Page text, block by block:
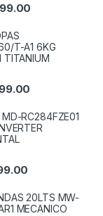
T-A1 6KG
TITANIUM
MD-RC284FZE01
20LTS MW-
MECANICO